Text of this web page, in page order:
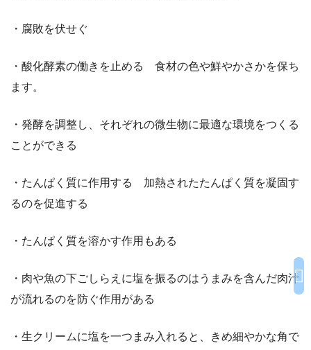
・腐敗を伏せぐ
・酸化酵素の働きを止める 食材の色や鮮やかさかを保ち
ます。
・発酵を調整し、それぞれの微生物に最適な環境をつくる
ことができる
・たんぱく質に作用する 加熱されたたんぱく質を凝固す
るのを促進する
・たんぱく質を溶かす作用もある
・肉や魚の下ごしらえに塩を振るのはうまみを含んだ肉汁
が流れるのを防ぐ作用がある
・生クリームに塩を一つまみ入れると、きめ細やかな角で